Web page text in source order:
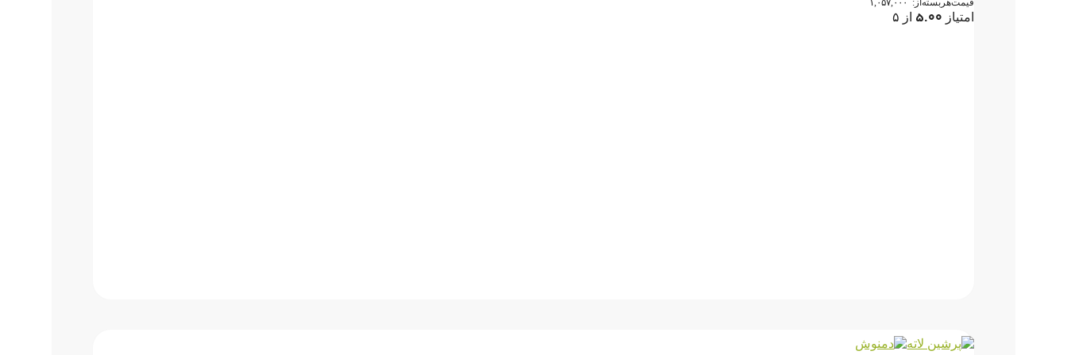
قیمت‌هر‌بسته‌از: ۱,۰۵۷,۰۰۰
امتیاز ۵.۰۰ از ۵